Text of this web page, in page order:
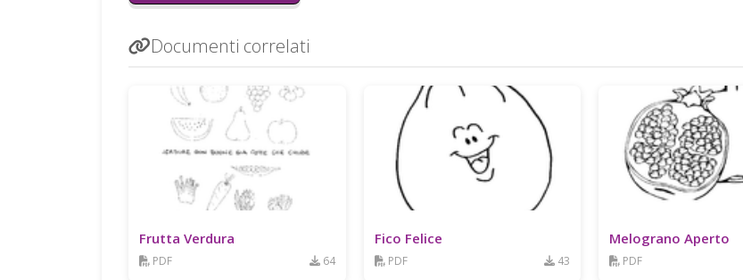
Documenti correlati
Frutta Verdura
PDF 64
Fico Felice
PDF 43
Melograno Aperto
PDF